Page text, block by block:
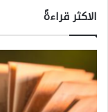
الاكثر قراءةً